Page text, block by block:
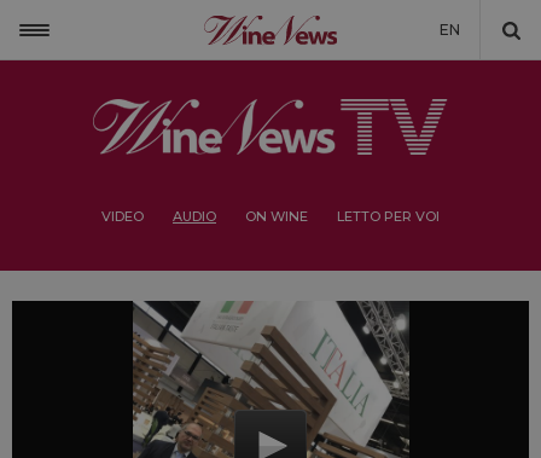
EN
VIDEO AUDIO ON WINE LETTO PER VOI